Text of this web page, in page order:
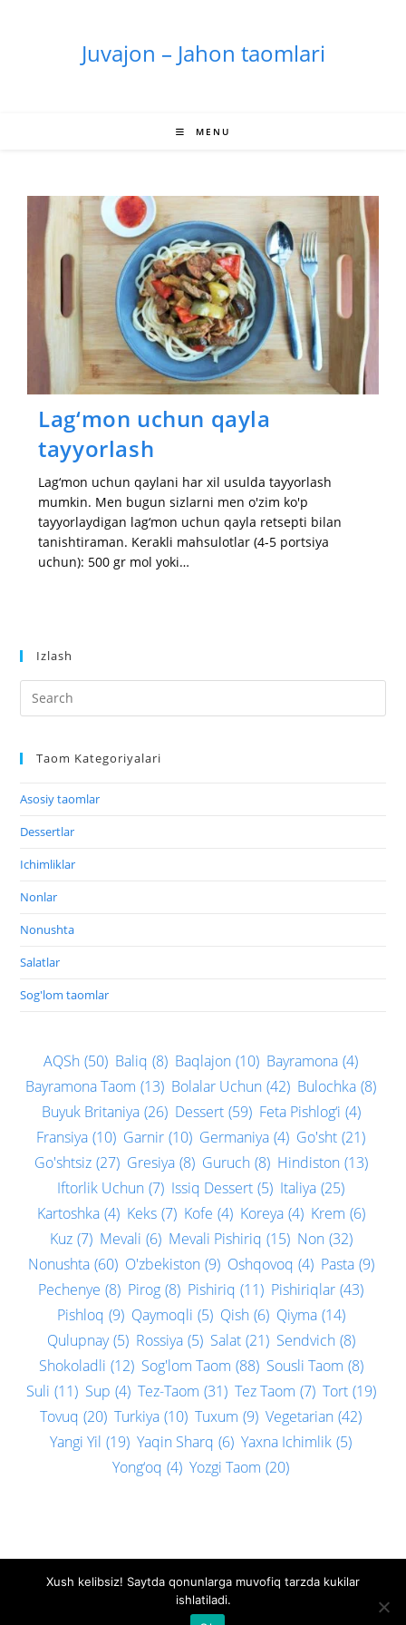
Juvajon – Jahon taomlari
MENU
Lag‘mon uchun qayla
tayyorlash
Lag‘mon uchun qaylani har xil usulda tayyorlash
mumkin. Men bugun sizlarni men o'zim ko'p
tayyorlaydigan lag‘mon uchun qayla retsepti bilan
tanishtiraman. Kerakli mahsulotlar (4-5 portsiya
uchun): 500 gr mol yoki…
Izlash
Taom Kategoriyalari
Asosiy taomlar
Dessertlar
Ichimliklar
Nonlar
Nonushta
Salatlar
Sog'lom taomlar
AQSh (50) Baliq (8) Baqlajon (10) Bayramona (4)
Bayramona Taom (13) Bolalar Uchun (42) Bulochka (8)
Buyuk Britaniya (26) Dessert (59) Feta Pishlog‘i (4)
Fransiya (10) Garnir (10) Germaniya (4) Go'sht (21)
Go'shtsiz (27) Gresiya (8) Guruch (8) Hindiston (13)
Iftorlik Uchun (7) Issiq Dessert (5) Italiya (25)
Kartoshka (4) Keks (7) Kofe (4) Koreya (4) Krem (6)
Kuz (7) Mevali (6) Mevali Pishiriq (15) Non (32)
Nonushta (60) O'zbekiston (9) Oshqovoq (4) Pasta (9)
Pechenye (8) Pirog (8) Pishiriq (11) Pishiriqlar (43)
Pishloq (9) Qaymoqli (5) Qish (6) Qiyma (14)
Qulupnay (5) Rossiya (5) Salat (21) Sendvich (8)
Shokoladli (12) Sog'lom Taom (88) Sousli Taom (8)
Suli (11) Sup (4) Tez-Taom (31) Tez Taom (7) Tort (19)
Tovuq (20) Turkiya (10) Tuxum (9) Vegetarian (42)
Yangi Yil (19) Yaqin Sharq (6) Yaxna Ichimlik (5)
Yong‘oq (4) Yozgi Taom (20)
Biz bilan bog'lanish Privacy policy
Xush kelibsiz! Saytda qonunlarga muvofiq tarzda kukilar
ishlatiladi.